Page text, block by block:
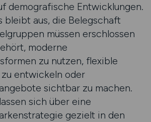
demografische Entwicklungen.
bleibt aus, die Belegschaft
müssen erschlossen
moderne
zu nutzen, flexible
entwickeln oder
sichtbar zu machen.
sich über eine
gezielt in den